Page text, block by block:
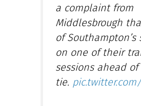
a complaint from
Middlesbrough
of
on one of their
sessions ahead
tie.